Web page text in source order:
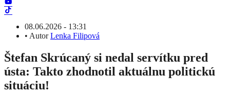
08.06.2026 - 13:31
• AutorLenka Filipová
Štefan Skrúcaný si nedal servítku pred
ústa: Takto zhodnotil aktuálnu politickú
situáciu!